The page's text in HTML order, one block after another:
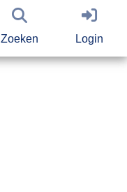
Zoeken Login